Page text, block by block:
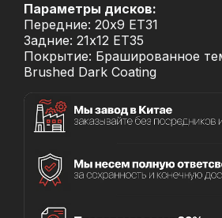
Параметры дисков:
Передние: 20x9 ET31
Задние: 21x12 ET35
Покрытие: Брашированное
Brushed Dark Coating